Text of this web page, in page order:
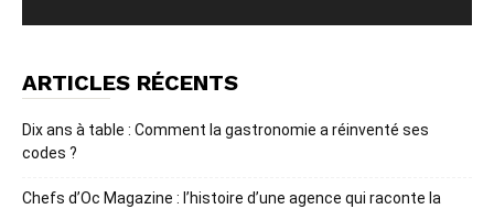
ARTICLES RÉCENTS
Dix ans à table : Comment la gastronomie a réinventé ses
codes ?
Chefs d’Oc Magazine : l’histoire d’une agence qui raconte la